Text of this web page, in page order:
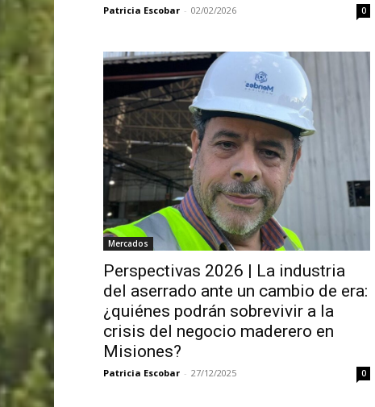
Patricia Escobar - 02/02/2026 0
Mercados
Perspectivas 2026 | La industria
del aserrado ante un cambio de era:
¿quiénes podrán sobrevivir a la
crisis del negocio maderero en
Misiones?
Patricia Escobar - 27/12/2025 0